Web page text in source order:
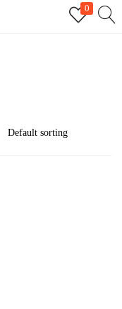
0
REGISTER